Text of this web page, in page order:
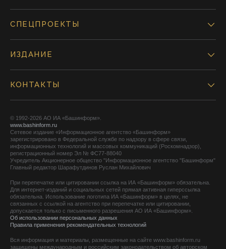
СПЕЦПРОЕКТЫ
ИЗДАНИЕ
КОНТАКТЫ
© 1992-2026 АО ИА «Башинформ».
www.bashinform.ru
Сетевое издание «Информационное агентство «Башинформ»
зарегистрировано в Федеральной службе по надзору в сфере связи,
информационных технологий и массовых коммуникаций (Роскомнадзор),
регистрационный номер Эл № ФС77-88040
Учредитель Акционерное общество "Информационное агентство "Башинформ"
Главный редактор Шарафутдинов Руслан Михайлович
При перепечатке или цитировании ссылка на ИА «Башинформ» обязательна.
Для интернет-изданий и социальных сетей прямая активная гиперссылка
обязательна. Использование логотипа ИА «Башинформ» в целях, не
связанных с ссылкой на агентство при перепечатке или цитировании,
допускается только с письменного разрешения АО ИА «Башинформ».
Об использовании персональных данных
Правила применения рекомендательных технологий
Вся информация и материалы, размещенные на сайте www.bashinform.ru
защищены международным и российским законодательством об авторском